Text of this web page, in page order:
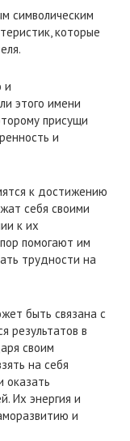
символическим
которые
и
этого имени
присущи
и
к достижению
себя своими
к их
помогают им
трудности на
быть связана с
результатов в
своим
на себя
оказать
Их энергия и
и